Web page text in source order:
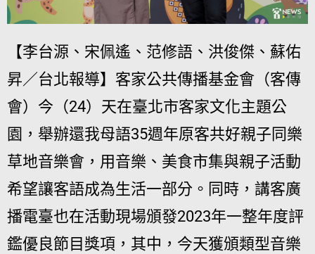
【李台源、宋佩遙、范修語、洪俊傑、蘇佑
昇／台北報導】客家公共傳播基金會（客傳
會）今（24）天在臺北市客家文化主題公
園，舉辦還我母語35週年原客共好親子同樂
草地音樂會，用音樂、美食市集與親子活動
希望讓客語成為生活一部分。同時，講客廣
播電臺也在活動現場頒發2023年一整年度評
鑑優良節目獎項，其中，今天獲頒類型音樂